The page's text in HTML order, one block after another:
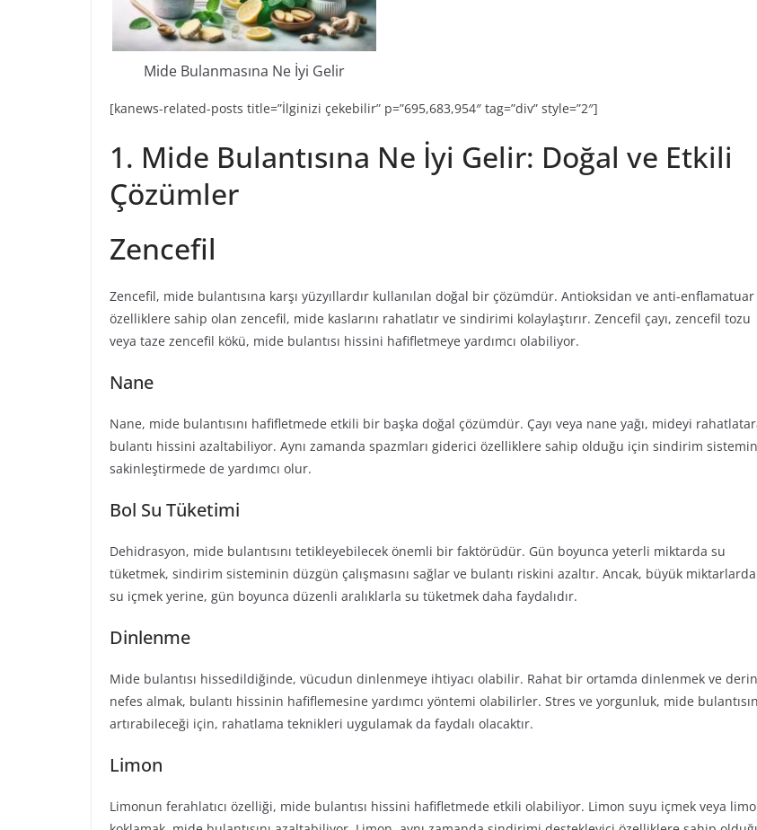
Mide Bulanmasına Ne İyi Gelir
[kanews-related-posts title=”İlginizi çekebilir” p=”695,683,954″ tag=”div” style=”2″]
1. Mide Bulantısına Ne İyi Gelir: Doğal ve Etkili
Çözümler
Zencefil
Zencefil, mide bulantısına karşı yüzyıllardır kullanılan doğal bir çözümdür. Antioksidan ve anti-enflamatuar
özelliklere sahip olan zencefil, mide kaslarını rahatlatır ve sindirimi kolaylaştırır. Zencefil çayı, zencefil tozu
veya taze zencefil kökü, mide bulantısı hissini hafifletmeye yardımcı olabiliyor.
Nane
Nane, mide bulantısını hafifletmede etkili bir başka doğal çözümdür. Çayı veya nane yağı, mideyi
bulantı hissini azaltabiliyor. Aynı zamanda spazmları giderici özelliklere sahip olduğu için sindirim
sakinleştirmede de yardımcı olur.
Bol Su Tüketimi
Dehidrasyon, mide bulantısını tetikleyebilecek önemli bir faktörüdür. Gün boyunca yeterli miktarda su
tüketmek, sindirim sisteminin düzgün çalışmasını sağlar ve bulantı riskini azaltır. Ancak, büyük miktarlarda
su içmek yerine, gün boyunca düzenli aralıklarla su tüketmek daha faydalıdır.
Dinlenme
Mide bulantısı hissedildiğinde, vücudun dinlenmeye ihtiyacı olabilir. Rahat bir ortamda dinlenmek ve derin
nefes almak, bulantı hissinin hafiflemesine yardımcı yöntemi olabilirler. Stres ve yorgunluk, mide
artırabileceği için, rahatlama teknikleri uygulamak da faydalı olacaktır.
Limon
Limonun ferahlatıcı özelliği, mide bulantısı hissini hafifletmede etkili olabiliyor. Limon suyu içmek veya